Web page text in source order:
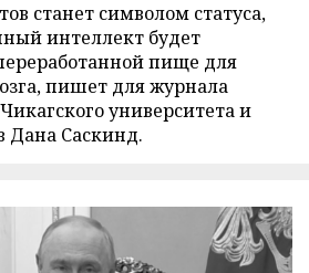
станет символом статуса,
интеллект будет
пище для
пишет для журнала
университета и
Дана Саскинд.